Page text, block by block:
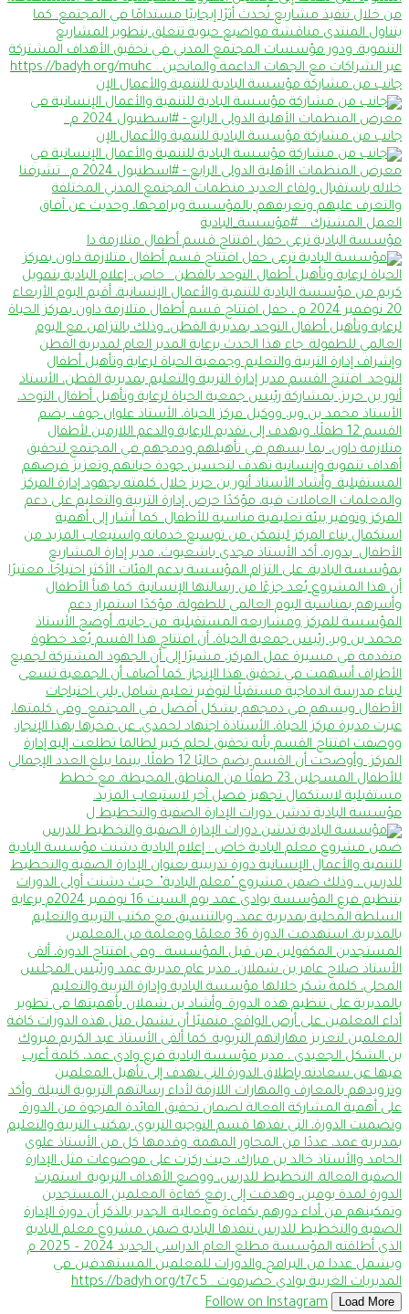
جانب من مشاركة مؤسسة البادية للتنمية والأعمال الإن
جانب من مشاركة مؤسسة البادية للتنمية والأعمال الإن
مؤسسة البادية ترعى حفل افتتاح قسم أطفال متلازمة دا
مؤسسة البادية تدشن دورات الإدارة الصفية والتخطيط ل
Load More
Follow on Instagram